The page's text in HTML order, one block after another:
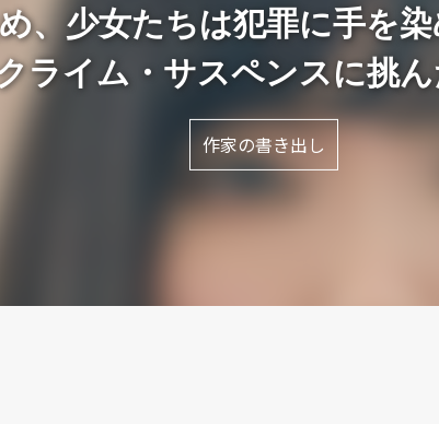
、少女たちは犯罪に手を
ライム・サスペンスに挑
作家の書き出し